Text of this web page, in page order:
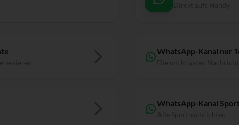
Direkt aufs Handy
WhatsApp-Kanal nur
WhatsApp-Kanal